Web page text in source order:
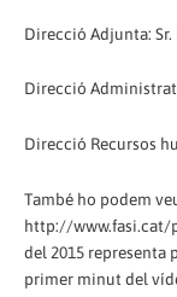
Direcció Adjunta: Sr.
Direcció
Direcció Recursos
També ho podem
http://www.fasi.cat/
del 2015 representa
primer minut del